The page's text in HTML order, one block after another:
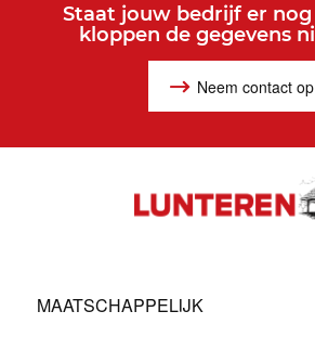
Staat jouw bedrijf er
kloppen de gegevens
Neem contact op
MAATSCHAPPELIJK